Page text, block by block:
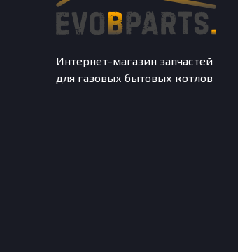
Интернет-магазин запчастей
для газовых бытовых котлов